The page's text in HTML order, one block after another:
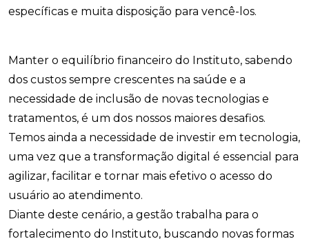
específicas e muita disposição para vencê-los.
Manter o equilíbrio financeiro do Instituto, sabendo
dos custos sempre crescentes na saúde e a
necessidade de inclusão de novas tecnologias e
tratamentos, é um dos nossos maiores desafios.
Temos ainda a necessidade de investir em tecnologia,
uma vez que a transformação digital é essencial para
agilizar, facilitar e tornar mais efetivo o acesso do
usuário ao atendimento.
Diante deste cenário, a gestão trabalha para o
fortalecimento do Instituto, buscando novas formas